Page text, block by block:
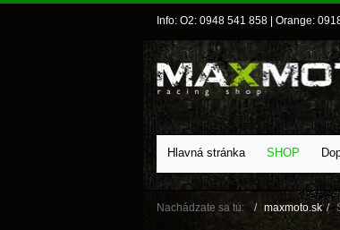
Info: O2: 0948 541 858 | Orange:
Hlavná stránka SHOP
Nachádzate sa tu: maxmoto.sk